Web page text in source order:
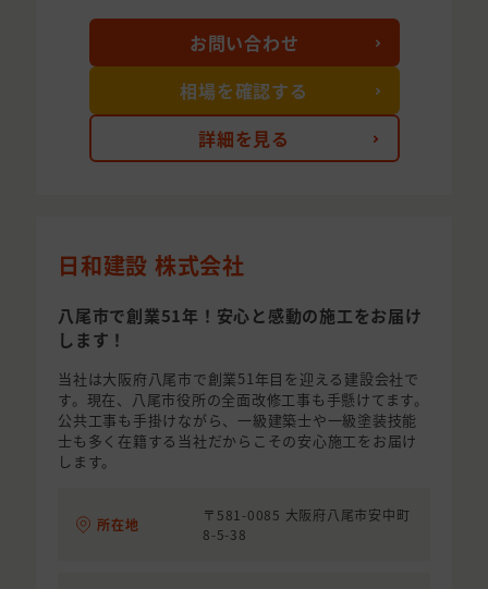
詳細を見る
お問い合わせ
相場を確認する
日和建設 株式会社
八尾市で創業51年！安心と感動の施工をお届け
します！
当社は大阪府八尾市で創業51年目を迎える建設会社で
す。現在、八尾市役所の全面改修工事も手懸けてます。
公共工事も手掛けながら、一級建築士や一級塗装技能
士も多く在籍する当社だからこその安心施工をお届け
します。
所在地
〒581-0085 大阪府八尾市安中町
8-5-38